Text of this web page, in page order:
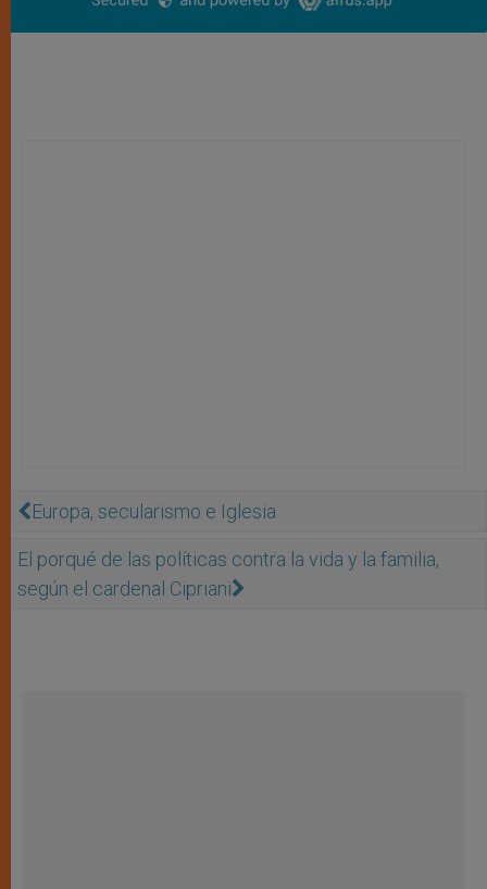
Europa, secularismo e Iglesia
El porqué de las políticas contra la vida y la familia,
según el cardenal Cipriani